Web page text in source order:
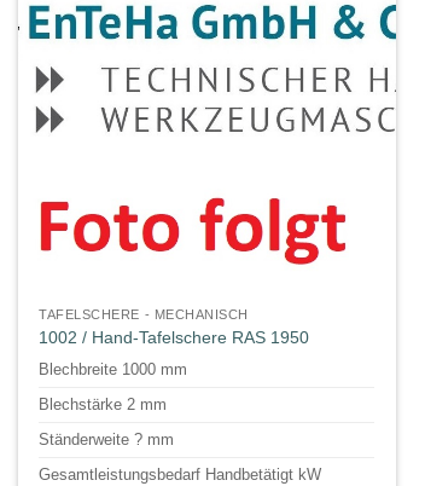
TAFELSCHERE - MECHANISCH
1002 / Hand-Tafelschere RAS 1950
Blechbreite 1000 mm
Blechstärke 2 mm
Ständerweite ? mm
Gesamtleistungsbedarf Handbetätigt kW